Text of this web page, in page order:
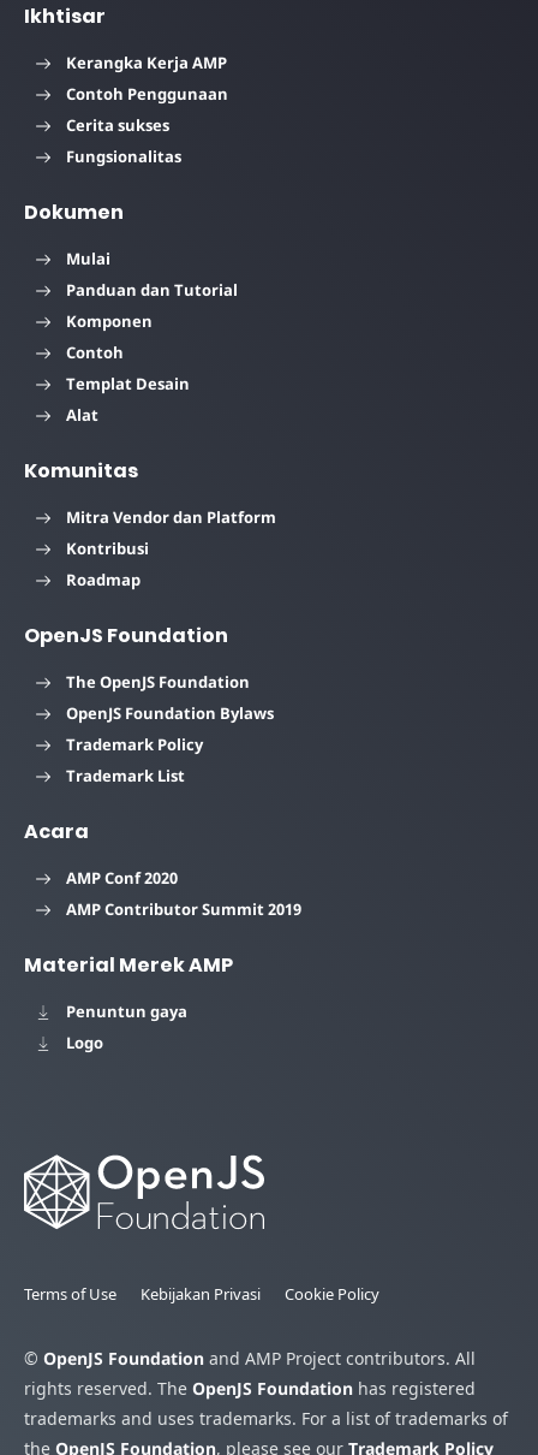
Ikhtisar
Kerangka Kerja AMP
Contoh Penggunaan
Cerita sukses
Fungsionalitas
Dokumen
Mulai
Panduan dan Tutorial
Komponen
Contoh
Templat Desain
Alat
Komunitas
Mitra Vendor dan Platform
Kontribusi
Roadmap
OpenJS Foundation
The OpenJS Foundation
OpenJS Foundation Bylaws
Trademark Policy
Trademark List
Acara
AMP Conf 2020
AMP Contributor Summit 2019
Material Merek AMP
Penuntun gaya
Logo
Terms of Use Kebijakan Privasi Cookie Policy
© OpenJS Foundation and AMP Project contributors. All
rights reserved. The OpenJS Foundation has registered
trademarks and uses trademarks. For a list of trademarks of
the OpenJS Foundation, please see our Trademark Policy